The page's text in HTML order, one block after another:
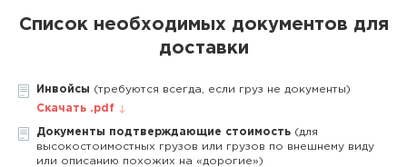
Список необходимых документов для
доставки
Инвойсы (требуются всегда, если груз не документы)
Скачать .pdf
Документы подтверждающие стоимость (для
высокостоимостных грузов или грузов по внешнему виду
или описанию похожих на «дорогие»)